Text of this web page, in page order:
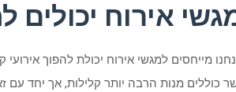
אירוח יכולים
מייחסים למגשי אירוח יכולת להפוך אירועי
כוללים מנות הרבה יותר קלילות, אך יחד עם